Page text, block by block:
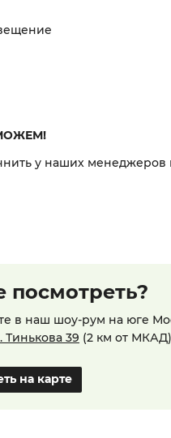
у наших менеджеров
посмотреть?
в наш шоу-рум на юге
Тинькова 39 (2 км от МКАД)
на карте